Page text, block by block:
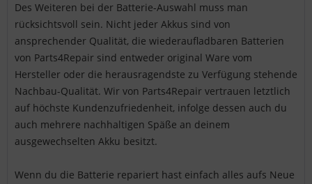
Des Weiteren bei der Batterie-Auswahl muss man
rücksichtsvoll sein. Nicht jeder Akkus sind von
ansprechender Qualität, die wiederaufladbaren Batterien
von Parts4Repair sind entweder original Ware vom
Hersteller oder die herausragendste zu Verfügung stehende
Nachbau-Qualität. Wir von Parts4Repair vertrauen letztlich
auf höchste Kundenzufriedenheit, infolge dessen auch du
auch mehrere nachhaltigen Späße an deinem
ausgewechselten Akku besitzt.
Wenn du die Batterie repariert hast einfach alles aufs Neue